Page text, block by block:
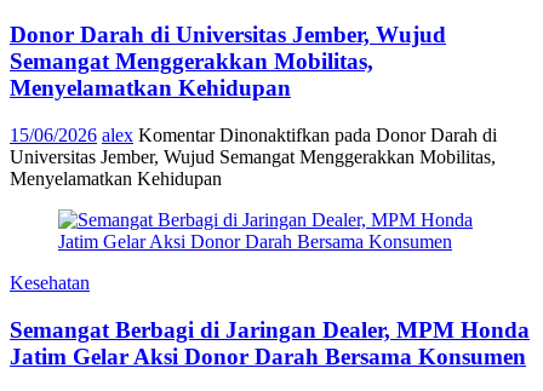
Donor Darah di Universitas Jember, Wujud
Semangat Menggerakkan Mobilitas,
Menyelamatkan Kehidupan
15/06/2026 alex Komentar Dinonaktifkan pada Donor Darah di
Universitas Jember, Wujud Semangat Menggerakkan Mobilitas,
Menyelamatkan Kehidupan
Kesehatan
Semangat Berbagi di Jaringan Dealer, MPM Honda
Jatim Gelar Aksi Donor Darah Bersama Konsumen